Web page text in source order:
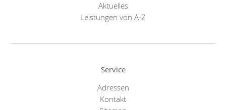
Aktuelles
Leistungen von A-Z
Service
Adressen
Kontakt